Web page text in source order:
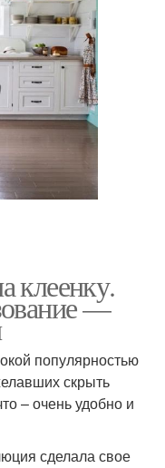
клеенку.
—
популярностью
скрыть
– очень удобно и
сделала свое